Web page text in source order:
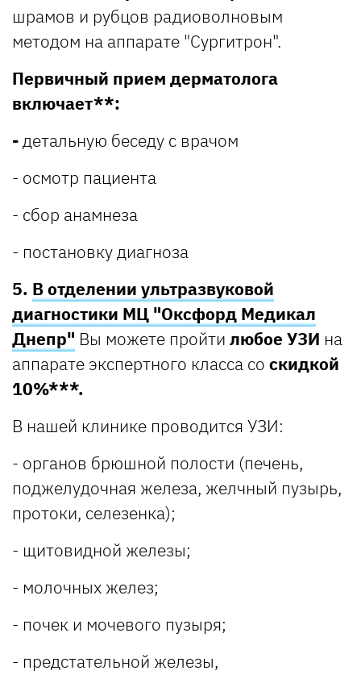
шрамов и рубцов радиоволновым
методом на аппарате "Сургитрон".
Первичный прием дерматолога
включает**:
-детальную беседу с врачом
- осмотр пациента
- сбор анамнеза
- постановку диагноза
5. В отделении ультразвуковой
диагностики МЦ "Оксфорд Медикал
Днепр" Вы можете пройти любое УЗИ на
аппарате экспертного класса со скидкой
10%***.
В нашей клинике проводится УЗИ:
- органов брюшной полости (печень,
поджелудочная железа, желчный пузырь,
протоки, селезенка);
- щитовидной железы;
- молочных желез;
- почек и мочевого пузыря;
- предстательной железы,